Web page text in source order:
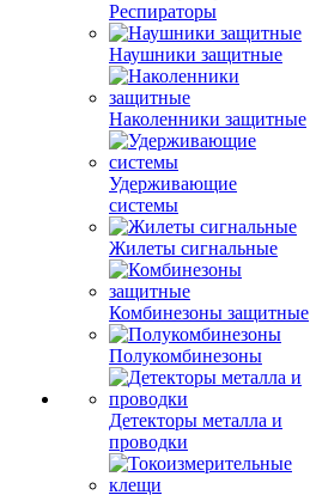
Респираторы
Наушники защитные
Наколенники защитные
Удерживающие
системы
Жилеты сигнальные
Комбинезоны защитные
Полукомбинезоны
Детекторы металла и
проводки